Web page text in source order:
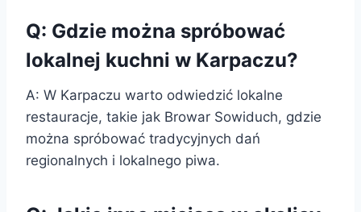
Q: Gdzie można spróbować
lokalnej kuchni w Karpaczu?
A: W Karpaczu warto odwiedzić lokalne
restauracje, takie jak Browar Sowiduch, gdzie
można spróbować tradycyjnych dań
regionalnych i lokalnego piwa.